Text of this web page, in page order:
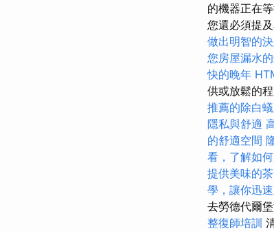
的機器正在
您還必須提
做出明智的
您房屋漏水
快的晚年
供或放鬆的
推薦的除白
隱私與舒適
的舒適空間
看，了解如
提供美味的
學，讓你迅
去勞德代爾
整復師培訓